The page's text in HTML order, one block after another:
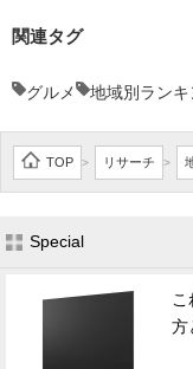
関連タグ
グルメ 地域別ランキ
TOP > リサーチ >
Special
こ
方